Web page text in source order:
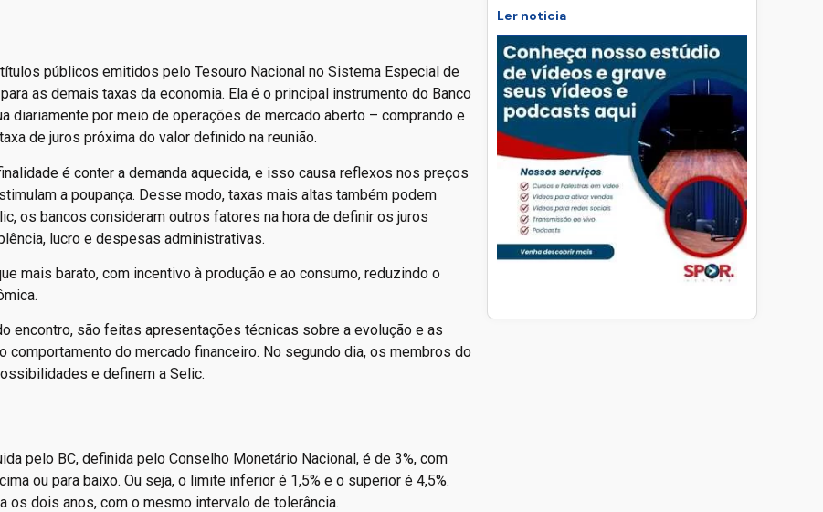
públicos emitidos pelo Tesouro Nacional no Sistema Especial de
as demais taxas da economia. Ela é o principal instrumento do Banco
diariamente por meio de operações de mercado aberto – comprando e
de juros próxima do valor definido na reunião.
é conter a demanda aquecida, e isso causa reflexos nos preços
a poupança. Desse modo, taxas mais altas também podem
os bancos consideram outros fatores na hora de definir os juros
lucro e despesas administrativas.
mais barato, com incentivo à produção e ao consumo, reduzindo o
encontro, são feitas apresentações técnicas sobre a evolução e as
do mercado financeiro. No segundo dia, os membros do
e definem a Selic.
pelo BC, definida pelo Conselho Monetário Nacional, é de 3%, com
ou para baixo. Ou seja, o limite inferior é 1,5% e o superior é 4,5%.
os dois anos, com o mesmo intervalo de tolerância.
Ler noticia